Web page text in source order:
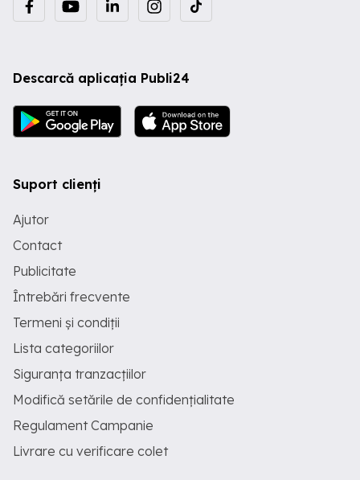
Descarcă aplicația Publi24
Suport clienți
Ajutor
Contact
Publicitate
Întrebări frecvente
Termeni și condiții
Lista categoriilor
Siguranța tranzacțiilor
Modifică setările de confidențialitate
Regulament Campanie
Livrare cu verificare colet